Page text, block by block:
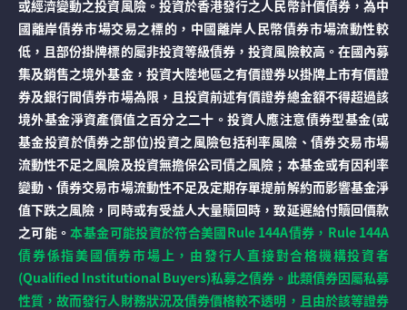
或經濟變動之投資風險。投資於香港發行之人民幣計價債券，為中
國離岸債券市場交易之標的，中國離岸人民幣債券市場流動性較
低，且部份掛牌標的屬非投資等級債券，投資風險較高。在國內募
集及銷售之境外基金，投資大陸地區之有價證券以掛牌上市有價證
券及銀行間債券市場為限，且投資前述有價證券總金額不得超過該
境外基金淨資產價值之百分之二十。投資人應注意債券型基金(或
基金投資於債券之部位)投資之風險包括利率風險、債券交易市場
流動性不足之風險及投資無擔保公司債之風險；本基金或有因利率
變動、債券交易市場流動性不足及定期存單提前解約而影響基金淨
值下跌之風險，同時或有受益人大量贖回時，致延遲給付贖回價款
之可能。本基金可能投資於符合美國Rule 144A債券，Rule 144A
債券係指美國債券市場上，由發行人直接對合格機構投資者
(Qualified Institutional Buyers)私募之債券。此類債券因屬私募
性質，故而發行人財務狀況及債券價格較不透明，且由於該等證券